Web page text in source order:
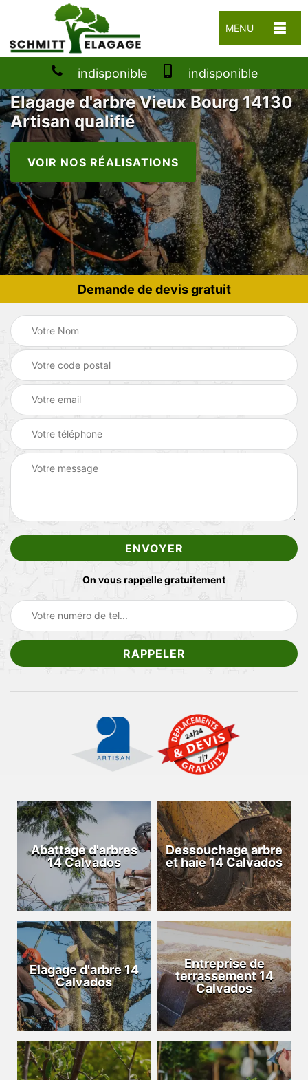
MENU
indisponible indisponible
Elagage d'arbre Vieux Bourg 14130
Artisan qualifié
VOIR NOS RÉALISATIONS
Demande de devis gratuit
On vous rappelle gratuitement
Abattage d'arbres
14 Calvados
Dessouchage arbre
et haie 14 Calvados
Elagage d'arbre 14
Calvados
Entreprise de
terrassement 14
Calvados